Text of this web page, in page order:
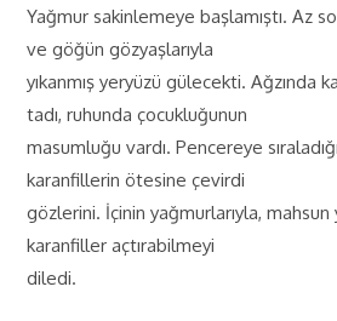
Yağmur sakinlemeye başlamıştı. Az
ve göğün gözyaşlarıyla
yıkanmış yeryüzü gülecekti. Ağzında
tadı, ruhunda çocukluğunun
masumluğu vardı. Pencereye
karanfillerin ötesine çevirdi
gözlerini. İçinin yağmurlarıyla,
karanfiller açtırabilmeyi
diledi.